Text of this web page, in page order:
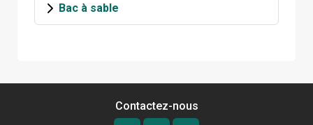
Bac à sable
Contactez-nous